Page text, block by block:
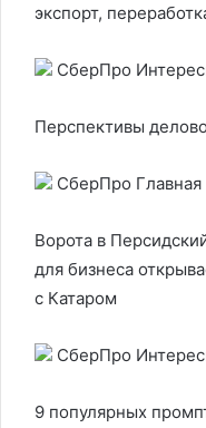
экспорт,
СберПро
Перспективы
СберПро Главная
Ворота в
для бизнеса
с Катаром
СберПро
9 популярных